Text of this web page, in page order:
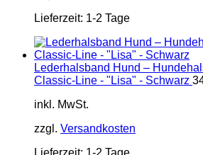
Lieferzeit: 1-2 Tage
Lederhalsband Hund –
Classic-Line - "Lisa" - Schwarz
inkl. MwSt.
zzgl. Versandkosten
Lieferzeit: 1-2 Tage